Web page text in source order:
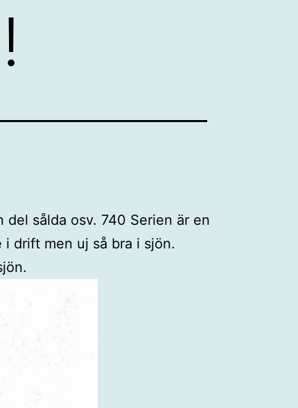
sålda osv. 740 Serien är en
drift men uj så bra i sjön.